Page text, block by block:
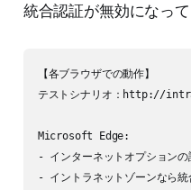
統合認証が無効になっ
【各ブラウザでの動作】
テストシナリオ：http://
Microsoft Edge:
- インターネットオプションの
- イントラネットゾーンなら